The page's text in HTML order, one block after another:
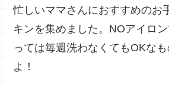
忙しいママさんにおすすめのお
キンを集めました。NOアイロ
っては毎週洗わなくてもOKな
よ！